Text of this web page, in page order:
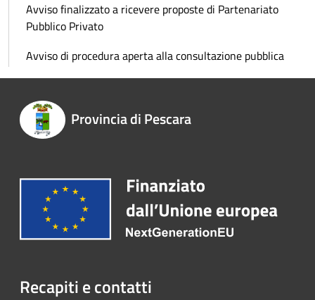
Avviso finalizzato a ricevere proposte di Partenariato
Pubblico Privato
Avviso di procedura aperta alla consultazione pubblica
Provincia di Pescara
Recapiti e contatti